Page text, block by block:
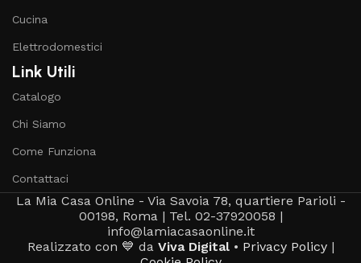
Cucina
Elettrodomestici
Link Utili
Catalogo
Chi Siamo
Come Funziona
Contattaci
La Mia Casa Online - Via Savoia 78, quartiere Parioli -
00198, Roma | Tel. 02-37920058 |
info@lamiacasaonline.it
Realizzato con 💙 da Viva Digital• Privacy Policy|